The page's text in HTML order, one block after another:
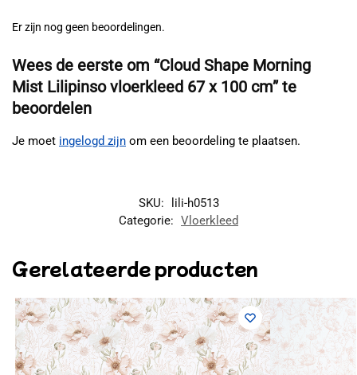
Er zijn nog geen beoordelingen.
Wees de eerste om “Cloud Shape Morning
Mist Lilipinso vloerkleed 67 x 100 cm” te
beoordelen
Je moet ingelogd zijn om een beoordeling te plaatsen.
SKU:
lili-h0513
Categorie: Vloerkleed
Gerelateerde producten